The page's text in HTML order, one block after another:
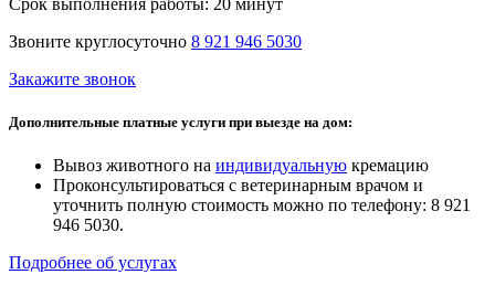
Срок выполнения работы: 20 минут
Звоните круглосуточно 8 921 946 5030
Закажите звонок
Дополнительные платные услуги при выезде на дом:
Вывоз животного на индивидуальную кремацию
Проконсультироваться с ветеринарным врачом и
уточнить полную стоимость можно по телефону: 8 921
946 5030.
Подробнее об услугах